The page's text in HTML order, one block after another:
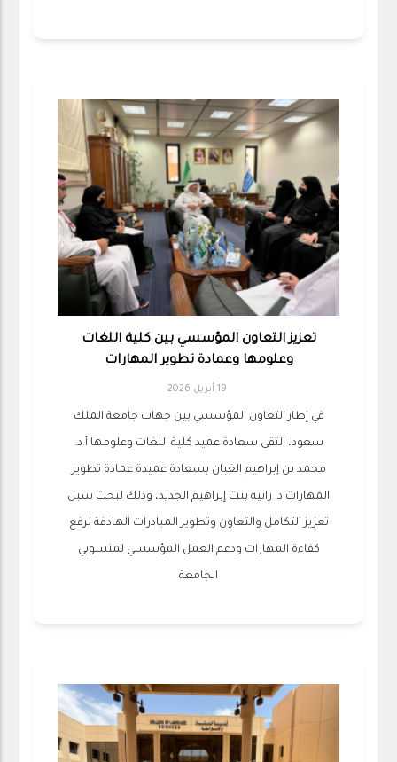
تعزيز التعاون المؤسسي بين كلية اللغات
وعلومها وعمادة تطوير المهارات
19 أبريل 2026
‏في إطار التعاون المؤسسي بين جهات جامعة الملك
سعود، التقى سعادة عميد كلية اللغات وعلومها أ.د.
محمد بن إبراهيم الغبان بسعادة عميدة عمادة تطوير
المهارات⁩ د. رانية بنت إبراهيم الجديد، وذلك لبحث سبل
تعزيز التكامل والتعاون وتطوير المبادرات الهادفة لرفع
كفاءة المهارات ودعم العمل المؤسسي لمنسوبي
الجامعة